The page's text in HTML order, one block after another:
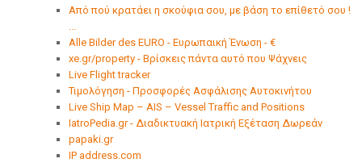
Από πού κρατάει η σκούφια σου, με βάση το επίθετό σου !
...
Alle Bilder des EURO - Ευρωπαική Ένωση - €
xe.gr/property - Βρίσκεις πάντα αυτό που Ψάχνεις
Live Flight tracker
Τιμολόγηση - Προσφορές Ασφάλισης Αυτοκινήτου
Live Ship Map – AIS – Vessel Traffic and Positions
IatroPedia.gr - Διαδικτυακή Ιατρική Εξέταση Δωρεάν
papaki.gr
IP address.com